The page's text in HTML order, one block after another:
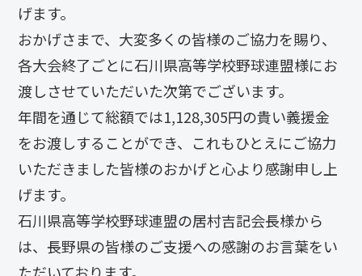
げます。
おかげさまで、大変多くの皆様のご協力を賜り、
各大会終了ごとに石川県高等学校野球連盟様にお
渡しさせていただいた次第でございます。
年間を通じて総額では1,128,305円の貴い義援金
をお渡しすることができ、これもひとえにご協力
いただきました皆様のおかげと心より感謝申し上
げます。
石川県高等学校野球連盟の居村吉記会長様から
は、長野県の皆様のご支援への感謝のお言葉をい